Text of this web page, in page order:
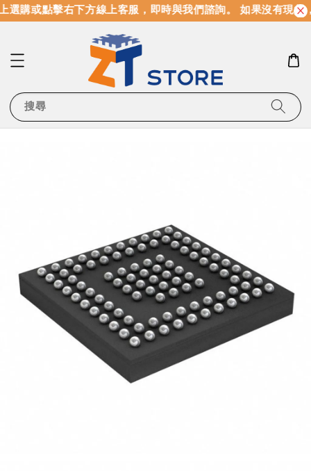
購或點擊右下方線上客服，即時與我們諮詢。 如果沒有現貨
搜尋